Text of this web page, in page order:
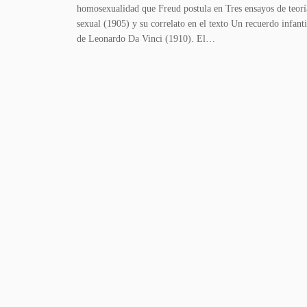
homosexualidad que Freud postula en Tres ensayos de
sexual (1905) y su correlato en el texto Un recuerdo
de Leonardo Da Vinci (1910). El…